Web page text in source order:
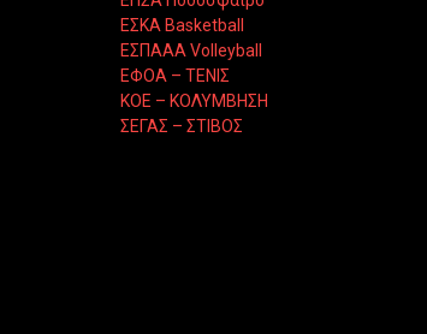
ΕΣΚΑ Basketball
ΕΣΠΑΑΑ Volleyball
ΕΦΟΑ – ΤΕΝΙΣ
ΚΟΕ – ΚΟΛΥΜΒΗΣΗ
ΣΕΓΑΣ – ΣΤΙΒΟΣ